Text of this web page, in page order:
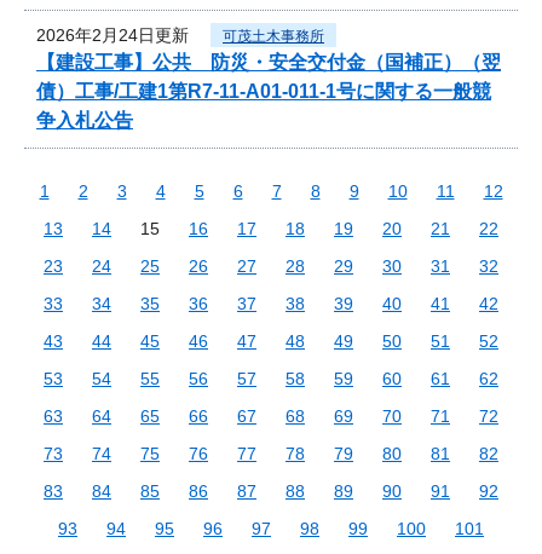
2026年2月24日更新 可茂土木事務所
【建設工事】公共 防災・安全交付金（国補正）（翌
債）工事/工建1第R7-11-A01-011-1号に関する一般競
争入札公告
1 2 3 4 5 6 7 8 9 10 11
12
13
14 15 16 17 18 19 20 21
22
23
24 25 26 27 28 29 30 31
32
33
34 35 36 37 38 39 40 41
42
43
44 45 46 47 48 49 50 51
52
53
54 55 56 57 58 59 60 61
62
63
64 65 66 67 68 69 70 71
72
73
74 75 76 77 78 79 80 81
82
83
84 85 86 87 88 89 90 91
92
93
94 95 96 97 98 99 100
101